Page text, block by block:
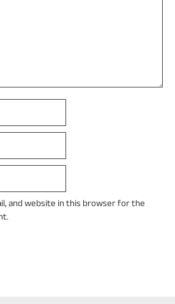
and website in this browser for the